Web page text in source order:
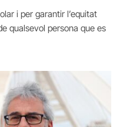
i per garantir l’equitat
qualsevol persona que es